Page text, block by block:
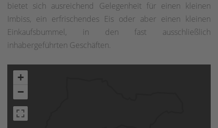
bietet sich ausreichend Gelegenheit für einen kleinen
Imbiss, ein erfrischendes Eis oder aber einen kleinen
Einkaufsbummel, in den fast ausschließlich
inhabergeführten Geschäften.
+
−